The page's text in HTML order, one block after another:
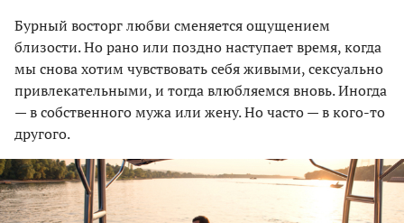
Бурный восторг любви сменяется ощущением
близости. Но рано или поздно наступает время, когда
мы снова хотим чувствовать себя живыми, сексуально
привлекательными, и тогда влюбляемся вновь. Иногда
— в собственного мужа или жену. Но часто — в кого-то
другого.